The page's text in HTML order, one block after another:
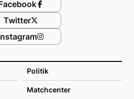
Politik
Matchcenter
Twitter